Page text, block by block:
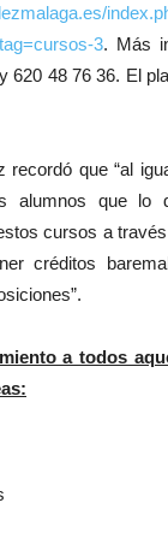
cursos-3. Más
620 48 76 36. El
recordó que “al
alumnos que lo
cursos a
créditos
a todos